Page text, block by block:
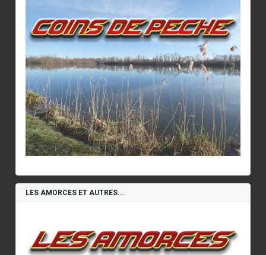
LES AMORCES ET AUTRES...